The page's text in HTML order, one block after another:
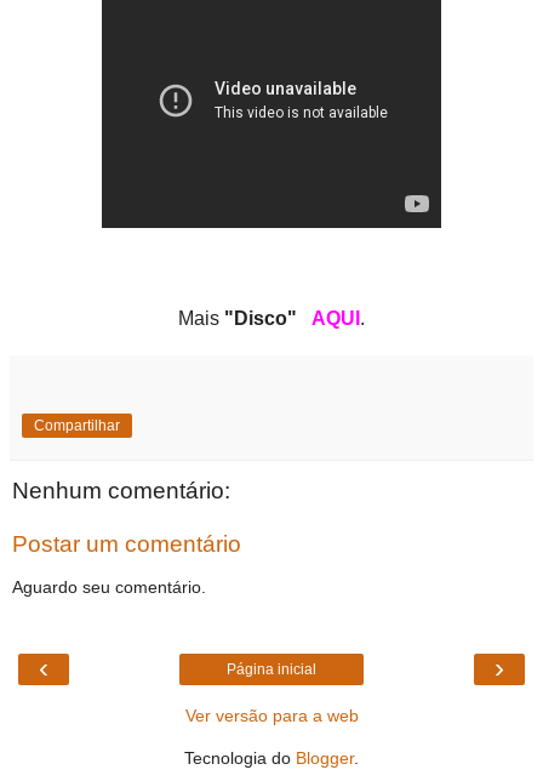
Mais "Disco" AQUI .
Compartilhar
Nenhum comentário:
Postar um comentário
Aguardo seu comentário.
‹ ›
Página inicial
Ver versão para a web
Tecnologia do Blogger.